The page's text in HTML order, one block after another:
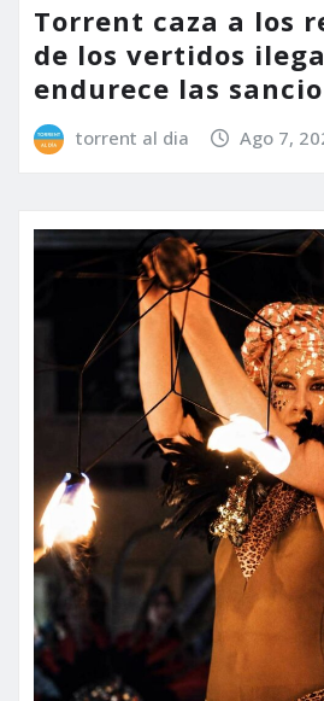
Torrent caza a los
de los vertidos
endurece las
torrent al dia Ago 7,